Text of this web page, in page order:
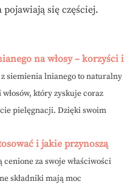
się częściej.
na włosy – korzyści i
z siemienia lnianego to naturalny
który zyskuje coraz
pielęgnacji. Dzięki swoim
i jakie przynoszą
za swoje właściwości
składniki mają moc